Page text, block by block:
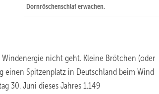
Dornröschenschlaf erwachen.
nicht geht. Kleine Brötchen (oder
Spitzenplatz in Deutschland beim Wind
30. Juni dieses Jahres 1.149